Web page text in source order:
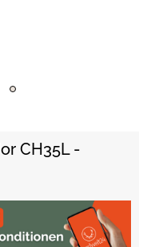
CH35L -